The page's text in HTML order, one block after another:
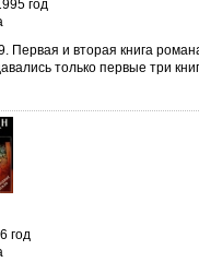
год
Первая и вторая книга
только первые три
год